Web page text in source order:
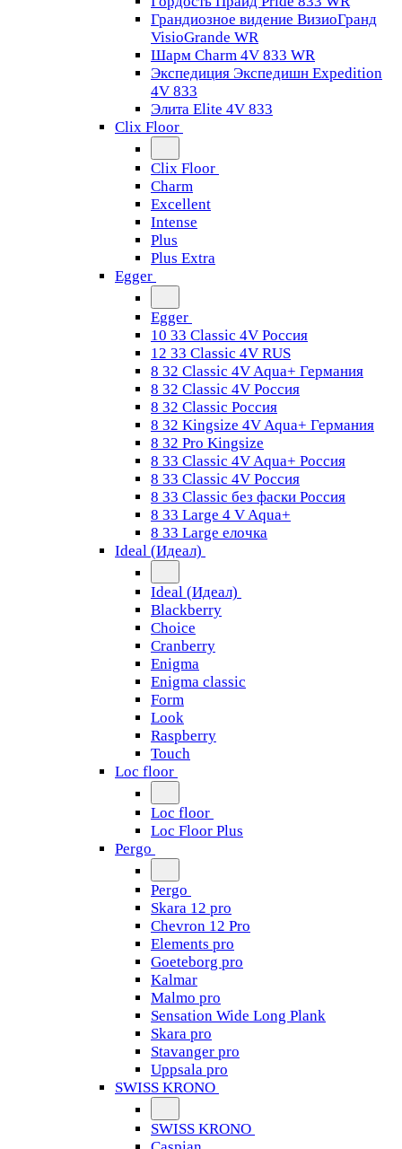
Грандиозное видение ВизиоГранд
VisioGrande WR
Шарм Charm 4V 833 WR
Экспедиция Экспедишн Expedition
4V 833
Элита Elite 4V 833
Clix Floor
Clix Floor
Charm
Excellent
Intense
Plus
Plus Extra
Egger
Egger
10 33 Classic 4V Россия
12 33 Classic 4V RUS
8 32 Classic 4V Aqua+ Германия
8 32 Classic 4V Россия
8 32 Classic Россия
8 32 Kingsize 4V Aqua+ Германия
8 32 Pro Kingsize
8 33 Classic 4V Aqua+ Россия
8 33 Classic 4V Россия
8 33 Classic без фаски Россия
8 33 Large 4 V Aqua+
8 33 Large елочка
Ideal (Идеал)
Ideal (Идеал)
Blackberry
Choice
Cranberry
Enigma
Enigma classic
Form
Look
Raspberry
Touch
Loc floor
Loc floor
Loc Floor Plus
Pergo
Pergo
Skara 12 pro
Chevron 12 Pro
Elements pro
Goeteborg pro
Kalmar
Malmo pro
Sensation Wide Long Plank
Skara pro
Stavanger pro
Uppsala pro
SWISS KRONO
SWISS KRONO